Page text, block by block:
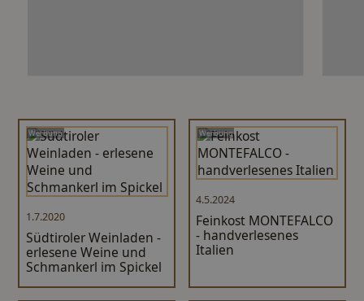
Werbung
1.7.2020
Südtiroler Weinladen -
erlesene Weine und
Schmankerl im Spickel
Werbung
4.5.2024
Feinkost MONTEFALCO
- handverlesenes
Italien